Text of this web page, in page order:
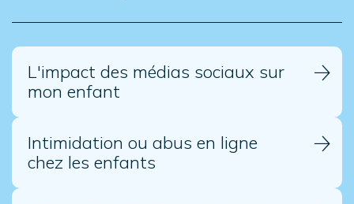
L'impact des médias sociaux sur
mon enfant
Intimidation ou abus en ligne
chez les enfants